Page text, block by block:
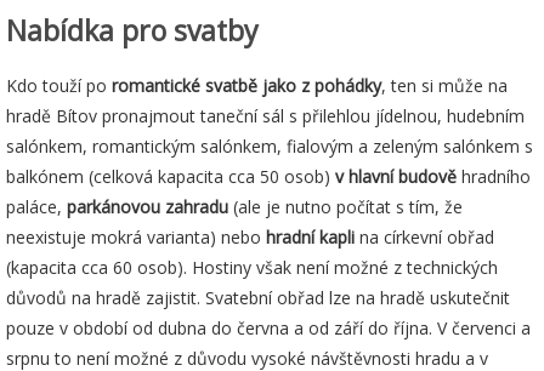
Nabídka pro svatby
Kdo touží po romantické svatbě jako z pohádky, ten si může na
hradě Bítov pronajmout taneční sál s přilehlou jídelnou, hudebním
salónkem, romantickým salónkem, fialovým a zeleným salónkem s
balkónem (celková kapacita cca 50 osob) v hlavní budově hradního
paláce, parkánovou zahradu (ale je nutno počítat s tím, že
neexistuje mokrá varianta) nebo hradní kapli na církevní obřad
(kapacita cca 60 osob). Hostiny však není možné z technických
důvodů na hradě zajistit. Svatební obřad lze na hradě uskutečnit
pouze v období od dubna do června a od září do října. V červenci a
srpnu to není možné z důvodu vysoké návštěvnosti hradu a v